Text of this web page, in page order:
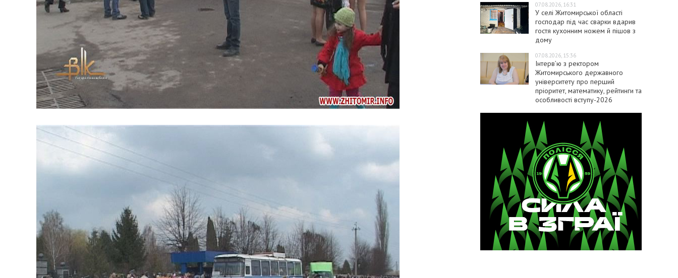
07.08.2026, 16:31
У селі Житомирської області
господар під час сварки вдарив
гостя кухонним ножем й пішов з
дому
07.08.2026, 15:36
Інтерв’ю з ректором
Житомирського державного
університету про перший
пріоритет, математику, рейтинги та
особливості вступу-2026